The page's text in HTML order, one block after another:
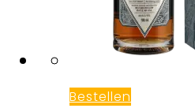
Bestellen